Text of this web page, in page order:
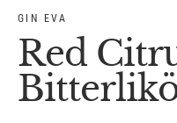
GIN EVA
Red